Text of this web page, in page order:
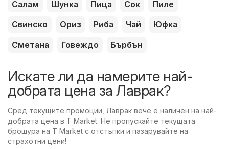
Салам
Шунка Пица Сок
Пиле
Свинско
Ориз Риба Чай
Юфка
Сметана
Говеждо Бърбън
Искате ли да намерите най-
добрата цена за Лаврак?
Сред текущите промоции, Лаврак вече е наличен на най-
добрата цена в T Market. Не пропускайте текущата
брошура на T Market с отстъпки и пазарувайте на
страхотни цени!